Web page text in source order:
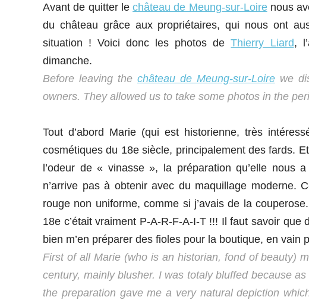
Avant de quitter lechâteau de Meung-sur-Loirenous
du château grâce aux propriétaires, qui nous ont
situation ! Voici donc les photos deThierry Liard,
dimanche.
Before leaving the château de Meung-sur-Loirewe
owners. They allowed us to take some photos in the
Tout d’abord Marie (qui est historienne, très
cosmétiques du 18e siècle, principalement des fards.
l’odeur de « vinasse », la préparation qu’elle
n’arrive pas à obtenir avec du maquillage moderne.
rouge non uniforme, comme si j’avais de la
18e c’était vraiment P-A-R-F-A-I-T !!! Il faut savoir que
bien m’en préparer des fioles pour la boutique, en vain
First of all Marie (who is an historian, fond of beauty)
century, mainly blusher. I was totaly bluffed because
the preparation gave me a very natural depiction